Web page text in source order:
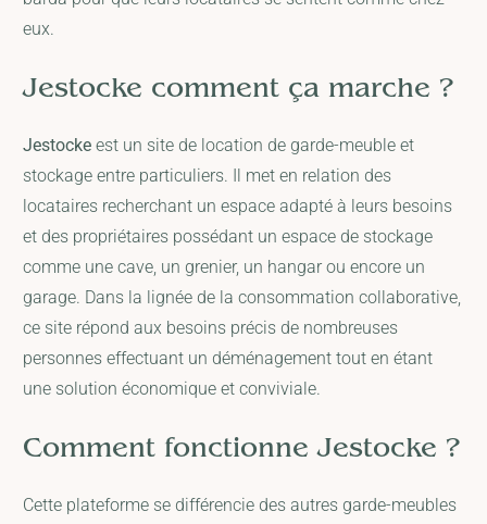
eux.
Jestocke comment ça marche ?
Jestockeest un site de location de garde-meuble et
stockage entre particuliers. Il met en relation des
locataires recherchant un espace adapté à leurs besoins
et des propriétaires possédant un espace de stockage
comme une cave, un grenier, un hangar ou encore un
garage. Dans la lignée de la consommation collaborative,
ce site répond aux besoins précis de nombreuses
personnes effectuant un déménagement tout en étant
une solution économique et conviviale.
Comment fonctionne Jestocke ?
Cette plateforme se différencie des autres garde-meubles